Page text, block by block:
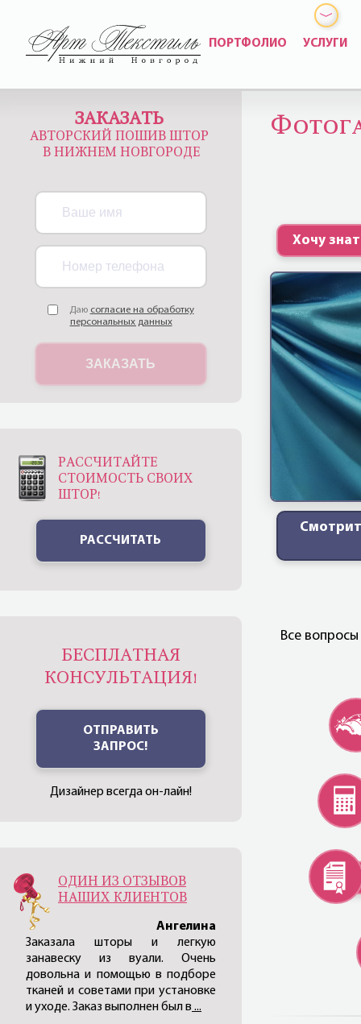
ПОРТФОЛИО УСЛУГИ
Хочу
Все
ЗАКАЗАТЬ
АВТОРСКИЙ ПОШИВ ШТОР
В НИЖНЕМ НОВГОРОДЕ
Даю согласие на обработку
персональных данных
ЗАКАЗАТЬ
РАССЧИТАЙТЕ
СТОИМОСТЬ СВОИХ
ШТОР!
РАССЧИТАТЬ
БЕСПЛАТНАЯ
КОНСУЛЬТАЦИЯ!
ОТПРАВИТЬ
ЗАПРОС!
Дизайнер всегда он-лайн!
ОДИН ИЗ ОТЗЫВОВ
НАШИХ КЛИЕНТОВ
Ангелина
Заказала шторы и легкую
занавеску из вуали. Очень
довольна и помощью в подборе
тканей и советами при установке
и уходе. Заказ выполнен был в ...